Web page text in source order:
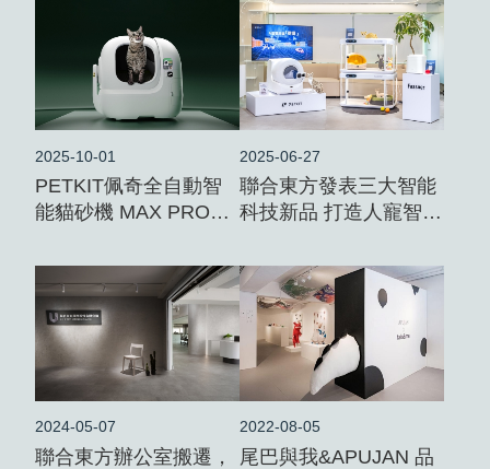
2025-10-01
PETKIT佩奇全自動智
能貓砂機 MAX PRO
2025-06-27
聯合東方發表三大智能
科技新品 打造人寵智能
2024-05-07
聯合東方辦公室搬遷，
2022-08-05
尾巴與我&APUJAN 品